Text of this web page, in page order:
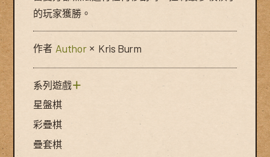
的玩家獲勝。
作者 Author × Kris Burm
系列遊戲＋
星盤棋
彩疊棋
疊套棋